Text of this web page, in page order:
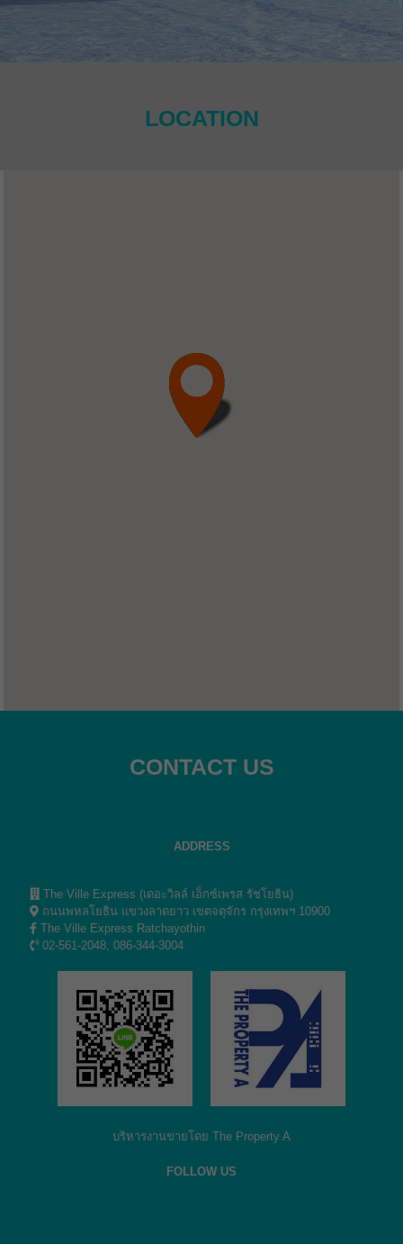
LOCATION
CONTACT US
ADDRESS
The Ville Express (เดอะวิลล์ เอ็กซ์เพรส รัชโยธิน)
ถนนพหลโยธิน แขวงลาดยาว เขตจตุจักร กรุงเทพฯ 10900
The Ville Express Ratchayothin
02-561-2048, 086-344-3004
บริหารงานขายโดย The Property A
FOLLOW US